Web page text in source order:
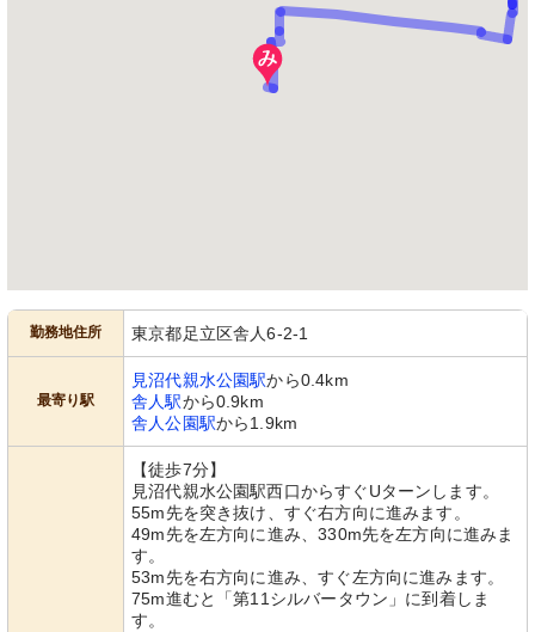
勤務地住所 東京都足立区舎人6-2-1
最寄り駅
見沼代親水公園駅から0.4km
舎人駅から0.9km
舎人公園駅から1.9km
【徒歩7分】
見沼代親水公園駅西口からすぐUターンします。
55m先を突き抜け、すぐ右方向に進みます。
49m先を左方向に進み、330m先を左方向に進みま
す。
53m先を右方向に進み、すぐ左方向に進みます。
75m進むと「第11シルバータウン」に到着しま
す。